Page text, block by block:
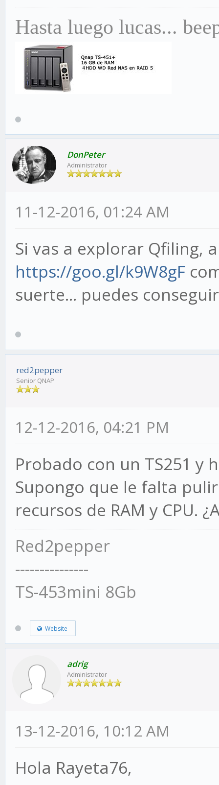
Hasta luego lucas...
DonPeter
Administrator
11-12-2016, 01:24 AM
Si vas a explorar Qfiling,
https://goo.gl/k9W8gF
suerte... puedes
red2pepper
Senior QNAP
12-12-2016, 04:21 PM
Probado con un TS251 y
Supongo que le falta
recursos de RAM y CPU.
Red2pepper
---------------
TS-453mini 8Gb
Website
adrig
Administrator
13-12-2016, 10:12 AM
Hola Rayeta76,